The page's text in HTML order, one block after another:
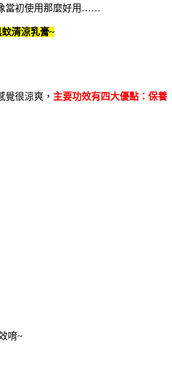
當初使用那麼好用 ……
清涼乳膏~
覺很涼爽， 主要功效有四大優點：保養
唷~